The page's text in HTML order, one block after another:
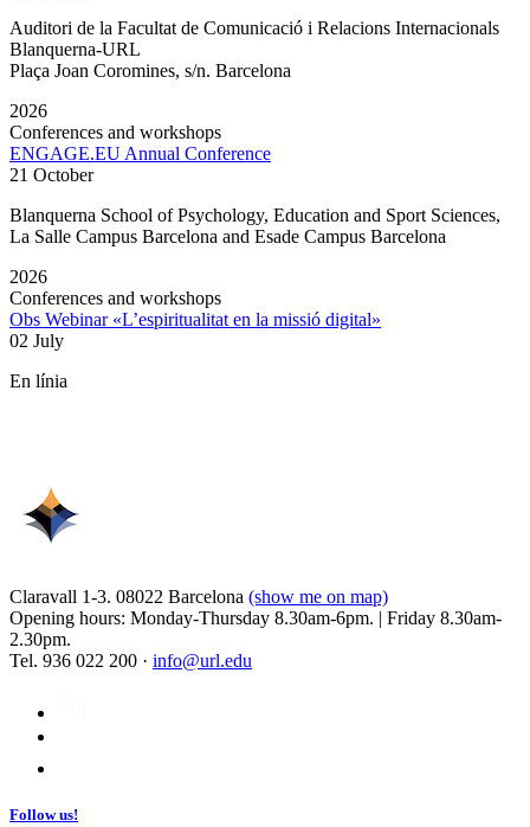
Auditori de la Facultat de Comunicació i Relacions Internacionals
Blanquerna-URL
Plaça Joan Coromines, s/n. Barcelona
2026
Conferences and workshops
ENGAGE.EU Annual Conference
21 October
Blanquerna School of Psychology, Education and Sport Sciences,
La Salle Campus Barcelona and Esade Campus Barcelona
2026
Conferences and workshops
Obs Webinar «L’espiritualitat en la missió digital»
02 July
En línia
Claravall 1-3. 08022 Barcelona (show me on map)
Opening hours: Monday-Thursday 8.30am-6pm. | Friday 8.30am-
2.30pm.
Tel. 936 022 200 · info@url.edu
Follow us!